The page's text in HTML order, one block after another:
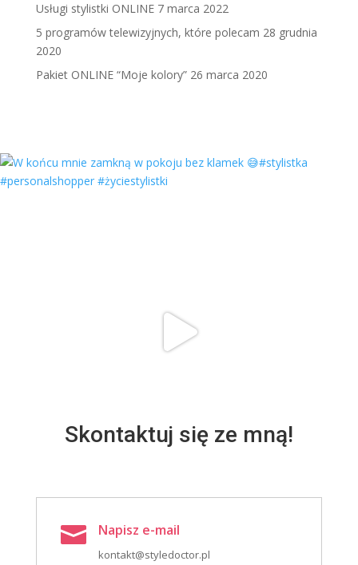
Usługi stylistki ONLINE 7 marca 2022
5 programów telewizyjnych, które polecam 28 grudnia
2020
Pakiet ONLINE “Moje kolory” 26 marca 2020
Skontaktuj się ze mną!
 Napisz e-mail
kontakt@styledoctor.pl